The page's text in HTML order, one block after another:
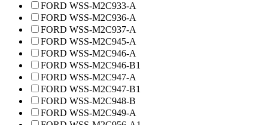
FORD WSS-M2C933-A
FORD WSS-M2C936-A
FORD WSS-M2C937-A
FORD WSS-M2C945-A
FORD WSS-M2C946-A
FORD WSS-M2C946-B1
FORD WSS-M2C947-A
FORD WSS-M2C947-B1
FORD WSS-M2C948-B
FORD WSS-M2C949-A